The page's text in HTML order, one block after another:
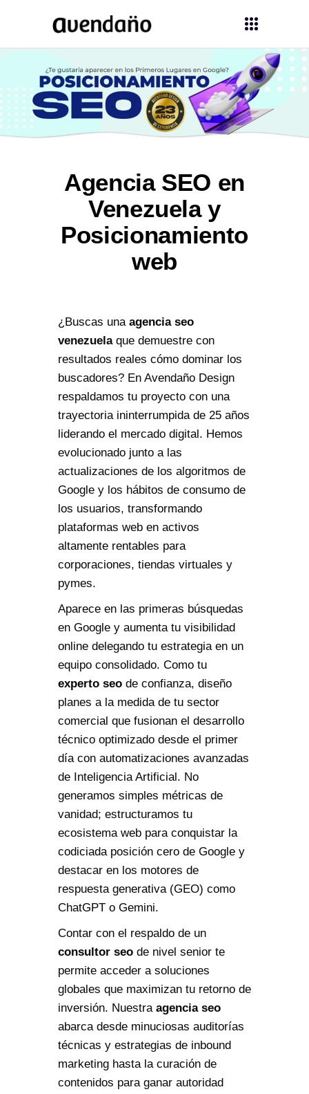
Agencia SEO en
Venezuela y
Posicionamiento
web
¿Buscas una agencia seo
venezuelaque demuestre con
resultados reales cómo dominar los
buscadores? En Avendaño Design
respaldamos tu proyecto con una
trayectoria ininterrumpida de 25 años
liderando el mercado digital. Hemos
evolucionado junto a las
actualizaciones de los algoritmos de
Google y los hábitos de consumo de
los usuarios, transformando
plataformas web en activos
altamente rentables para
corporaciones, tiendas virtuales y
pymes.
Aparece en las primeras búsquedas
en Google y aumenta tu visibilidad
online delegando tu estrategia en un
equipo consolidado. Como tu
experto seo de confianza, diseño
planes a la medida de tu sector
comercial que fusionan el desarrollo
técnico optimizado desde el primer
día con automatizaciones avanzadas
de Inteligencia Artificial. No
generamos simples métricas de
vanidad; estructuramos tu
ecosistema web para conquistar la
codiciada posición cero de Google y
destacar en los motores de
respuesta generativa (GEO) como
ChatGPT o Gemini.
Contar con el respaldo de un
consultor seo de nivel senior te
permite acceder a soluciones
globales que maximizan tu retorno de
inversión. Nuestra agencia seo
abarca desde minuciosas auditorías
técnicas y estrategias de inbound
marketing hasta la curación de
contenidos para ganar autoridad